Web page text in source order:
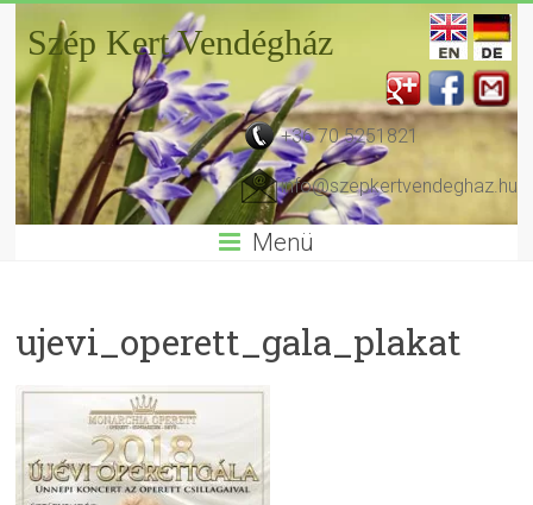
Szép Kert Vendégház
+36 70 5251821
info@szepkertvendeghaz.hu
Menü
ujevi_operett_gala_plakat